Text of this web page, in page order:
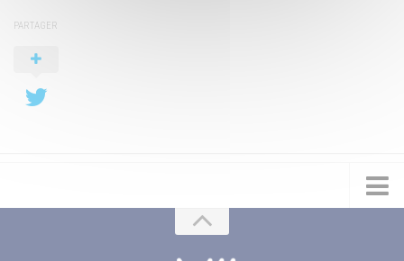
PARTAGER